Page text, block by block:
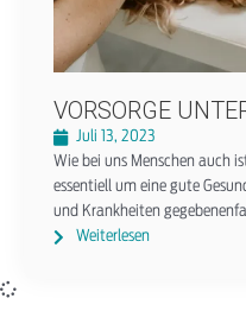
VORSORGE
Juli 13, 2023
Wie bei uns Menschen auch
essentiell um eine gute
und Krankheiten
Weiterlesen